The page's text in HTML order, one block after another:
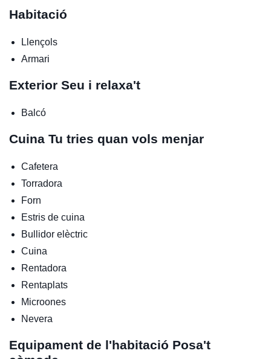
Habitació
Llençols
Armari
Exterior Seu i relaxa't
Balcó
Cuina Tu tries quan vols menjar
Cafetera
Torradora
Forn
Estris de cuina
Bullidor elèctric
Cuina
Rentadora
Rentaplats
Microones
Nevera
Equipament de l'habitació Posa't